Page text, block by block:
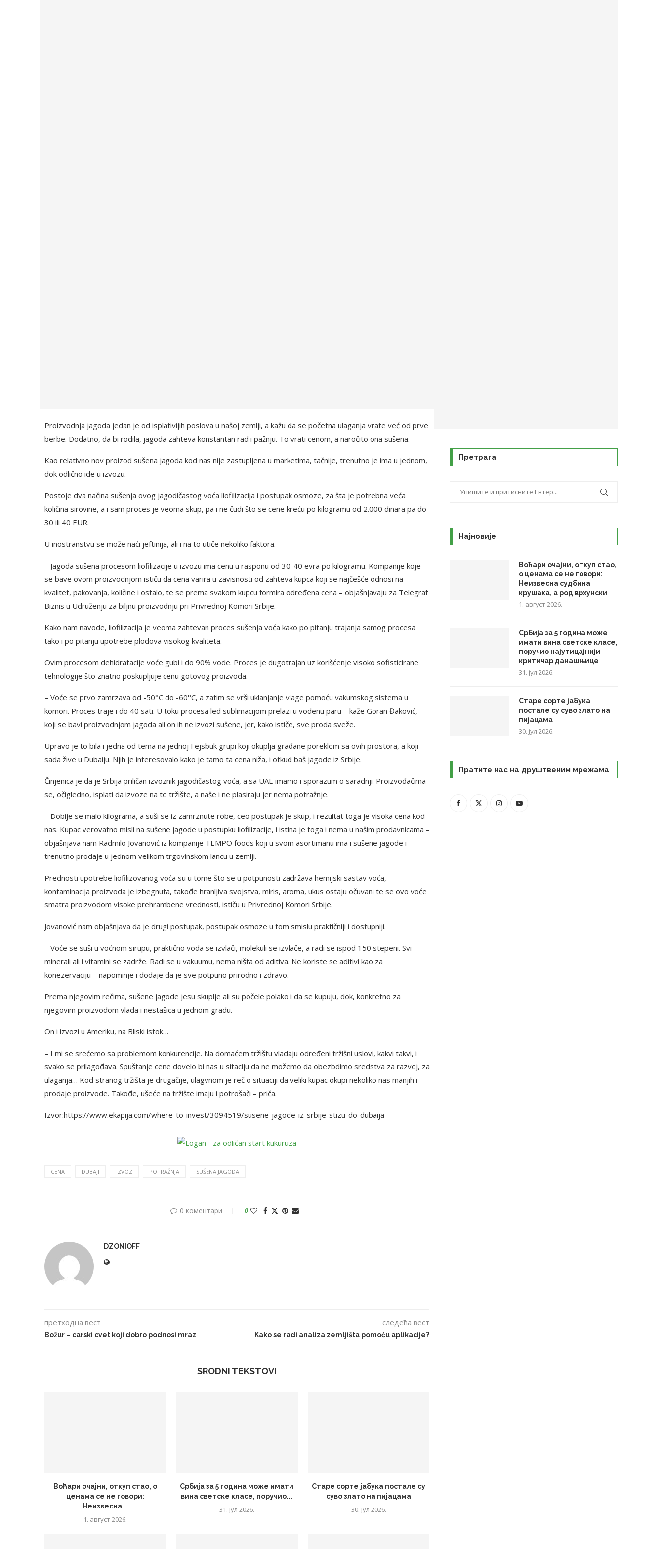
Proizvodnja jagoda jedan je od isplativijih poslova u našoj zemlji, a kažu da se početna ulaganja vrate već od prve
berbe. Dodatno, da bi rodila, jagoda zahteva konstantan rad i pažnju. To vrati cenom, a naročito ona sušena.
Kao relativno nov proizod sušena jagoda kod nas nije zastupljena u marketima, tačnije, trenutno je ima u jednom,
dok odlično ide u izvozu.
Postoje dva načina sušenja ovog jagodičastog voća liofilizacija i postupak osmoze, za šta je potrebna veća
količina sirovine, a i sam proces je veoma skup, pa i ne čudi što se cene kreću po kilogramu od 2.000 dinara pa do
30 ili 40 EUR.
U inostranstvu se može naći jeftinija, ali i na to utiče nekoliko faktora.
– Jagoda sušena procesom liofilizacije u izvozu ima cenu u rasponu od 30-40 evra po kilogramu. Kompanije koje
se bave ovom proizvodnjom ističu da cena varira u zavisnosti od zahteva kupca koji se najčešće odnosi na
kvalitet, pakovanja, količine i ostalo, te se prema svakom kupcu formira određena cena – objašnjavaju za Telegraf
Biznis u Udruženju za biljnu proizvodnju pri Privrednoj Komori Srbije.
Kako nam navode, liofilizacija je veoma zahtevan proces sušenja voća kako po pitanju trajanja samog procesa
tako i po pitanju upotrebe plodova visokog kvaliteta.
Ovim procesom dehidratacije voće gubi i do 90% vode. Proces je dugotrajan uz korišćenje visoko sofisticirane
tehnologije što znatno poskupljuje cenu gotovog proizvoda.
– Voće se prvo zamrzava od -50°C do -60°C, a zatim se vrši uklanjanje vlage pomoću vakumskog sistema u
komori. Proces traje i do 40 sati. U toku procesa led sublimacijom prelazi u vodenu paru – kaže Goran Đaković,
koji se bavi proizvodnjom jagoda ali on ih ne izvozi sušene, jer, kako ističe, sve proda sveže.
Upravo je to bila i jedna od tema na jednoj Fejsbuk grupi koji okuplja građane poreklom sa ovih prostora, a koji
sada žive u Dubaiju. Njih je interesovalo kako je tamo ta cena niža, i otkud baš jagode iz Srbije.
Činjenica je da je Srbija priličan izvoznik jagodičastog voća, a sa UAE imamo i sporazum o saradnji. Proizvođačima
se, očigledno, isplati da izvoze na to tržište, a naše i ne plasiraju jer nema potražnje.
– Dobije se malo kilograma, a suši se iz zamrznute robe, ceo postupak je skup, i rezultat toga je visoka cena kod
nas. Kupac verovatno misli na sušene jagode u postupku liofilizacije, i istina je toga i nema u našim prodavnicama –
objašnjava nam Radmilo Jovanović iz kompanije TEMPO foods koji u svom asortimanu ima i sušene jagode i
trenutno prodaje u jednom velikom trgovinskom lancu u zemlji.
Prednosti upotrebe liofilizovanog voća su u tome što se u potpunosti zadržava hemijski sastav voća,
kontaminacija proizvoda je izbegnuta, takođe hranljiva svojstva, miris, aroma, ukus ostaju očuvani te se ovo voće
smatra proizvodom visoke prehrambene vrednosti, ističu u Privrednoj Komori Srbije.
Jovanović nam objašnjava da je drugi postupak, postupak osmoze u tom smislu praktičniji i dostupniji.
– Voće se suši u voćnom sirupu, praktično voda se izvlači, molekuli se izvlače, a radi se ispod 150 stepeni. Svi
minerali ali i vitamini se zadrže. Radi se u vakuumu, nema ništa od aditiva. Ne koriste se aditivi kao za
konezervaciju – napominje i dodaje da je sve potpuno prirodno i zdravo.
Prema njegovim rečima, sušene jagode jesu skuplje ali su počele polako i da se kupuju, dok, konkretno za
njegovim proizvodom vlada i nestašica u jednom gradu.
On i izvozi u Ameriku, na Bliski istok…
– I mi se srećemo sa problemom konkurencije. Na domaćem tržištu vladaju određeni tržišni uslovi, kakvi takvi, i
svako se prilagođava. Spuštanje cene dovelo bi nas u sitaciju da ne možemo da obezbdimo sredstva za razvoj, za
ulaganja… Kod stranog tržišta je drugačije, ulagvnom je reč o situaciji da veliki kupac okupi nekoliko nas manjih i
prodaje proizvode. Takođe, ušeće na tržište imaju i potrošači – priča.
Izvor:https://www.ekapija.com/where-to-invest/3094519/susene-jagode-iz-srbije-stizu-do-dubaija
CENA DUBAJI IZVOZ POTRAŽNJA SUŠENA JAGODA
0 коментари 0
DZONIOFF
претходна вест
Božur – carski cvet koji dobro podnosi mraz
следећа вест
Kako se radi analiza zemljišta pomoću aplikacije?
SRODNI TEKSTOVI
Воћари очајни, откуп стао, о
ценама се не говори:
Неизвесна...
1. август 2026.
Србија за 5 година може имати
вина светске класе, поручио...
31. јул 2026.
Старе сорте јабука постале су
суво злато на пијацама
30. јул 2026.
Претрага
Најновије
Воћари очајни, откуп стао,
о ценама се не говори:
Неизвесна судбина
крушака, а род врхунски
1. август 2026.
Србија за 5 година може
имати вина светске класе,
поручио најутицајнији
критичар данашњице
31. јул 2026.
Старе сорте јабука
постале су суво злато на
пијацама
30. јул 2026.
Пратите нас на друштвеним мрежама